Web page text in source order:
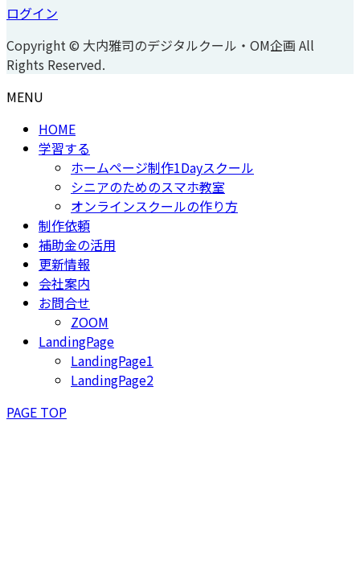
ログイン
Copyright © 大内雅司のデジタルクール・OM企画 All
Rights Reserved.
MENU
HOME
学習する
ホームページ制作1Dayスクール
シニアのためのスマホ教室
オンラインスクールの作り方
制作依頼
補助金の活用
更新情報
会社案内
お問合せ
ZOOM
LandingPage
LandingPage1
LandingPage2
PAGE TOP